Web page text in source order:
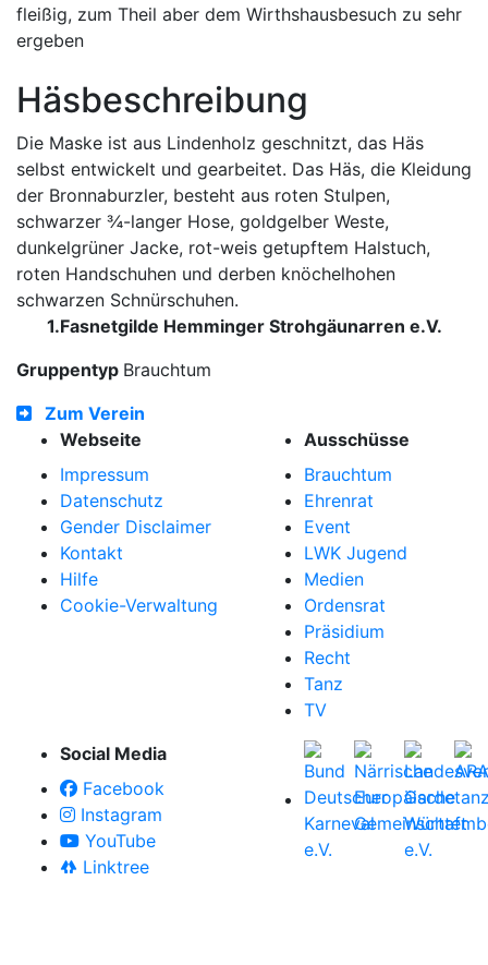
fleißig, zum Theil aber dem Wirthshausbesuch zu sehr
ergeben
Häsbeschreibung
Die Maske ist aus Lindenholz geschnitzt, das Häs
selbst entwickelt und gearbeitet. Das Häs, die Kleidung
der Bronnaburzler, besteht aus roten Stulpen,
schwarzer ¾-langer Hose, goldgelber Weste,
dunkelgrüner Jacke, rot-weis getupftem Halstuch,
roten Handschuhen und derben knöchelhohen
schwarzen Schnürschuhen.
1.Fasnetgilde Hemminger Strohgäunarren e.V.
Gruppentyp Brauchtum
Zum Verein
Webseite
Impressum
Datenschutz
Gender Disclaimer
Kontakt
Hilfe
Cookie-Verwaltung
Ausschüsse
Brauchtum
Ehrenrat
Event
LWK Jugend
Medien
Ordensrat
Präsidium
Recht
Tanz
TV
Social Media
Facebook
Instagram
YouTube
Linktree